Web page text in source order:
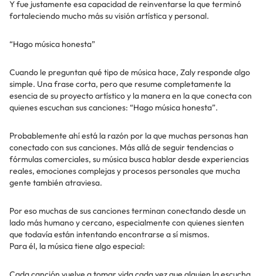
Y fue justamente esa capacidad de reinventarse la que terminó
fortaleciendo mucho más su visión artística y personal.
“Hago música honesta”
Cuando le preguntan qué tipo de música hace, Zaly responde algo
simple. Una frase corta, pero que resume completamente la
esencia de su proyecto artístico y la manera en la que conecta con
quienes escuchan sus canciones: “Hago música honesta”.
Probablemente ahí está la razón por la que muchas personas han
conectado con sus canciones. Más allá de seguir tendencias o
fórmulas comerciales, su música busca hablar desde experiencias
reales, emociones complejas y procesos personales que mucha
gente también atraviesa.
Por eso muchas de sus canciones terminan conectando desde un
lado más humano y cercano, especialmente con quienes sienten
que todavía están intentando encontrarse a sí mismos.
Para él, la música tiene algo especial: